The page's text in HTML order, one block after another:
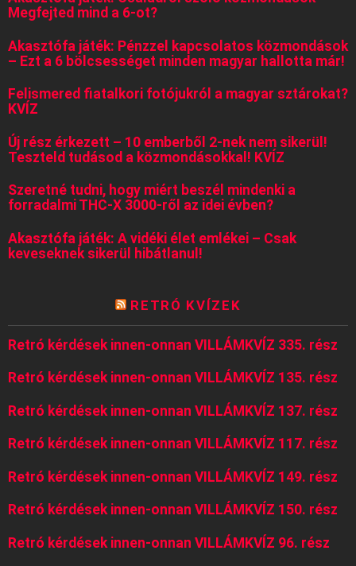
Megfejted mind a 6-ot?
Akasztófa játék: Pénzzel kapcsolatos közmondások
– Ezt a 6 bölcsességet minden magyar hallotta már!
Felismered fiatalkori fotójukról a magyar sztárokat?
KVÍZ
Új rész érkezett – 10 emberből 2-nek nem sikerül!
Teszteld tudásod a közmondásokkal! KVÍZ
Szeretné tudni, hogy miért beszél mindenki a
forradalmi THC-X 3000-ről az idei évben?
Akasztófa játék: A vidéki élet emlékei – Csak
keveseknek sikerül hibátlanul!
RETRÓ KVÍZEK
Retró kérdések innen-onnan VILLÁMKVÍZ 335. rész
Retró kérdések innen-onnan VILLÁMKVÍZ 135. rész
Retró kérdések innen-onnan VILLÁMKVÍZ 137. rész
Retró kérdések innen-onnan VILLÁMKVÍZ 117. rész
Retró kérdések innen-onnan VILLÁMKVÍZ 149. rész
Retró kérdések innen-onnan VILLÁMKVÍZ 150. rész
Retró kérdések innen-onnan VILLÁMKVÍZ 96. rész